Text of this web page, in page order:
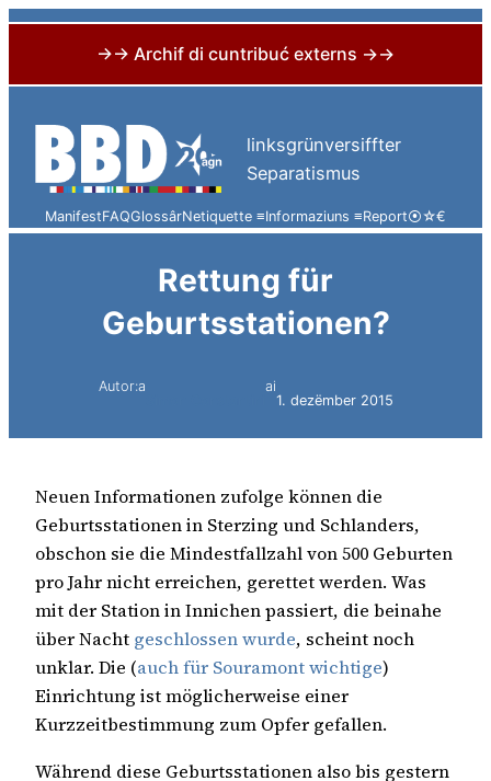
→→ Archif di cuntribuć externs →→
content
linksgrünversiffter
Separatismus
ManifestFAQGlossârNetiquette ≡Informaziuns ≡Report⦿☆€
Rettung für
Geburtsstationen?
Autor:a
ai
1. dezëmber 2015
Neuen Informationen zufolge können die
Geburtsstationen in Sterzing und Schlanders,
obschon sie die Mindestfallzahl von 500 Geburten
pro Jahr nicht erreichen, gerettet werden. Was
mit der Station in Innichen passiert, die beinahe
über Nacht geschlossen wurde, scheint noch
unklar. Die (auch für Souramont wichtige)
Einrichtung ist möglicherweise einer
Kurzzeitbestimmung zum Opfer gefallen.
Während diese Geburtsstationen also bis gestern